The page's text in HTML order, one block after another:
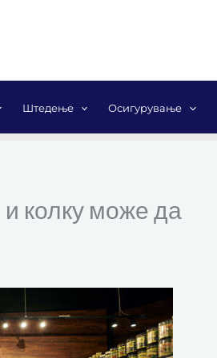
Штедење Осигурување
колку може да